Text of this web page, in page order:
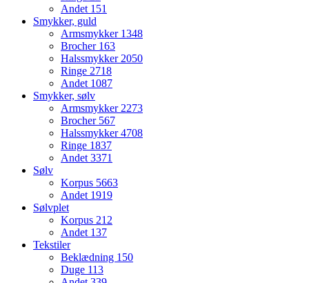
Andet 151
Smykker, guld
Armsmykker 1348
Brocher 163
Halssmykker2050
Ringe 2718
Andet 1087
Smykker, sølv
Armsmykker2273
Brocher 567
Halssmykker4708
Ringe 1837
Andet3371
Sølv
Korpus 5663
Andet 1919
Sølvplet
Korpus 212
Andet 137
Tekstiler
Beklædning 150
Duge 113